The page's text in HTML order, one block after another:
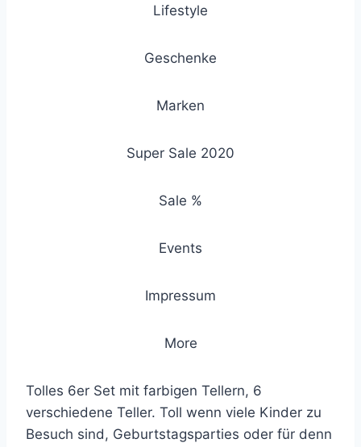
Lifestyle
Geschenke
Marken
Super Sale 2020
Sale %
Events
Impressum
More
Tolles 6er Set mit farbigen Tellern, 6
verschiedene Teller. Toll wenn viele Kinder zu
Besuch sind, Geburtstagsparties oder für denn